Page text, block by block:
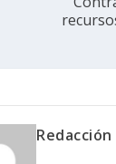
Redacción